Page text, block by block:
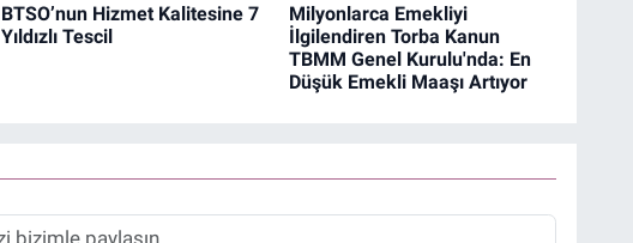
BTSO’nun Hizmet Kalitesine 7
Yıldızlı Tescil
Milyonlarca Emekliyi
İlgilendiren Torba Kanun
TBMM Genel Kurulu'nda: En
Düşük Emekli Maaşı Artıyor